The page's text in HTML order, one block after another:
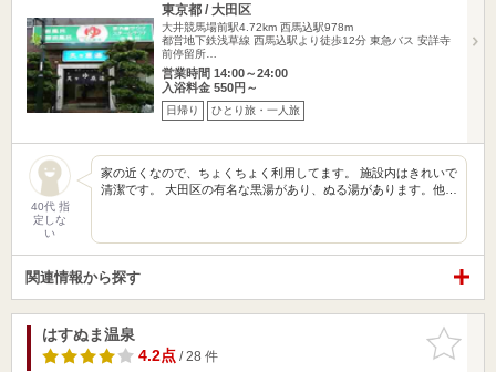
東京都 / 大田区
大井競馬場前駅4.72km 西馬込駅978m
都営地下鉄浅草線 西馬込駅より徒歩12分 東急バス 安詳寺
前停留所…
営業時間 14:00～24:00
入浴料金 550円～
日帰り ひとり旅・一人旅
40代 指
定しな
い
家の近くなので、ちょくちょく利用してます。 施設内はきれいで
清潔です。 大田区の有名な黒湯があり、ぬる湯があります。他…
関連情報から探す
お気に入
りに追加
はすぬま温泉
4.2点/ 28 件